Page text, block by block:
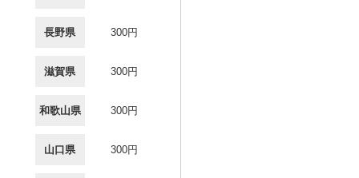
長野県 300円
滋賀県 300円
和歌山県 300円
山口県 300円